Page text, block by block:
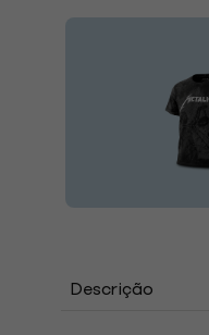
Descrição